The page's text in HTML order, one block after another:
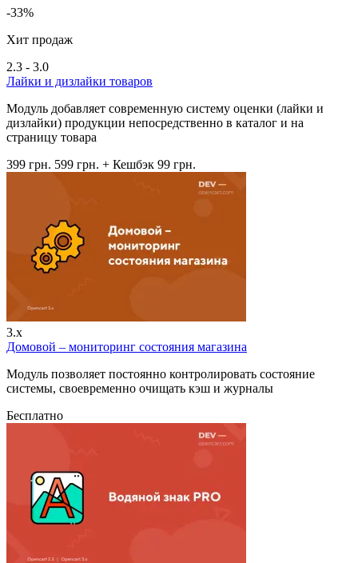
-33%
Хит продаж
2.3 - 3.0
Лайки и дизлайки товаров
Модуль добавляет современную систему оценки (лайки и
дизлайки) продукции непосредственно в каталог и на
страницу товара
399 грн. 599 грн. + Кешбэк 99 грн.
3.x
Домовой – мониторинг состояния магазина
Модуль позволяет постоянно контролировать состояние
системы, своевременно очищать кэш и журналы
Бесплатно